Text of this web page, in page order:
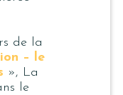
de la
– le
», La
le